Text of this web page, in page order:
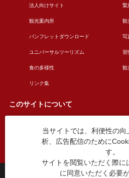
法人向けサイト 緊
観光案内所 観
パンフレットダウンロード 写
ユニバーサルツーリズム 習
食の多様性 観
リンク集
このサイトについて
このサイトについて 広
お問い合わせ
台東区役所観光
当サイトでは、利便性の
析、広告配信のために
す。
サイトを閲覧いただく際に
に同意いただく必要